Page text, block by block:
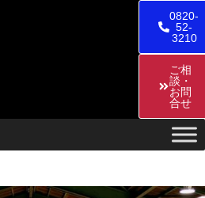
0820-
52-
3210
ご相
談・
お問
合せ